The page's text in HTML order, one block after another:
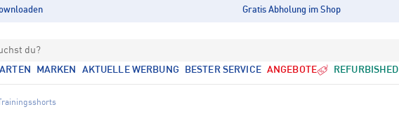
Gratis Abholung im Shop
du?
MARKEN AKTUELLE WERBUNG BESTER SERVICE ANGEBOTE REFURBISHED
Trainingsshorts